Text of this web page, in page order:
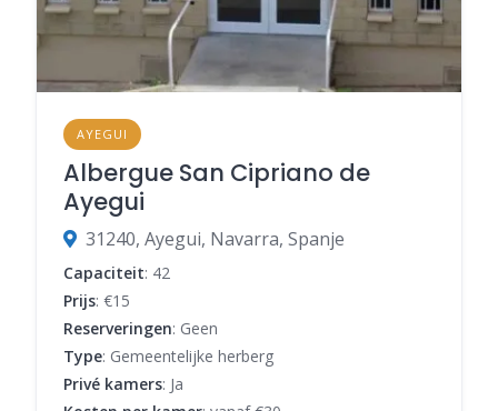
AYEGUI
Albergue San Cipriano de
Ayegui
31240, Ayegui, Navarra, Spanje
Capaciteit: 42
Prijs: €15
Reserveringen: Geen
Type: Gemeentelijke herberg
Privé kamers: Ja